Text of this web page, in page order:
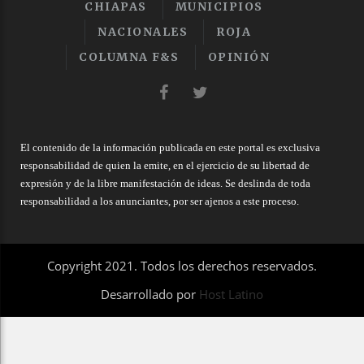
CHIAPAS
MUNICIPIOS
NACIONALES
ROJA
COLUMNA F&S
OPINIÓN
El contenido de la información publicada en este portal es exclusiva
responsabilidad de quien la emite, en el ejercicio de su libertad de
expresión y de la libre manifestación de ideas. Se deslinda de toda
responsabilidad a los anunciantes, por ser ajenos a este proceso.
Copyright 2021. Todos los derechos reservados.
Desarrollado por Host Latino